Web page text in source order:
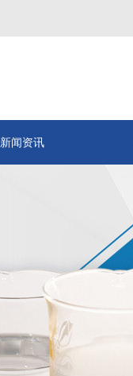
新闻资讯